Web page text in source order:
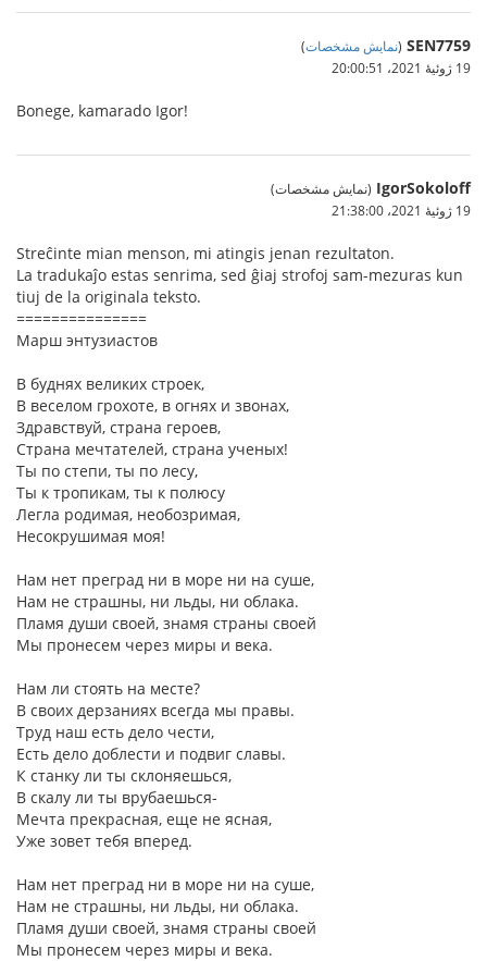
SEN7759
(نمایش مشخصات)
19 ژوئیهٔ 2021،‏ 20:00:51
Bonege, kamarado Igor!
IgorSokoloff (نمایش مشخصات)
19 ژوئیهٔ 2021،‏ 21:38:00
Streĉinte mian menson, mi atingis jenan rezultaton.
La tradukaĵo estas senrima, sed ĝiaj strofoj sam-mezuras kun
tiuj de la originala teksto.
===============
Марш энтузиастов
В буднях великих строек,
В веселом грохоте, в огнях и звонах,
Здравствуй, страна героев,
Страна мечтателей, страна ученых!
Ты по степи, ты по лесу,
Ты к тропикам, ты к полюсу
Легла родимая, необозримая,
Несокрушимая моя!
Нам нет преград ни в море ни на суше,
Нам не страшны, ни льды, ни облака.
Пламя души своей, знамя страны своей
Мы пронесем через миры и века.
Нам ли стоять на месте?
В своих дерзаниях всегда мы правы.
Труд наш есть дело чести,
Есть дело доблести и подвиг славы.
К станку ли ты склоняешься,
В скалу ли ты врубаешься-
Мечта прекрасная, еще не ясная,
Уже зовет тебя вперед.
Нам нет преград ни в море ни на суше,
Нам не страшны, ни льды, ни облака.
Пламя души своей, знамя страны своей
Мы пронесем через миры и века.